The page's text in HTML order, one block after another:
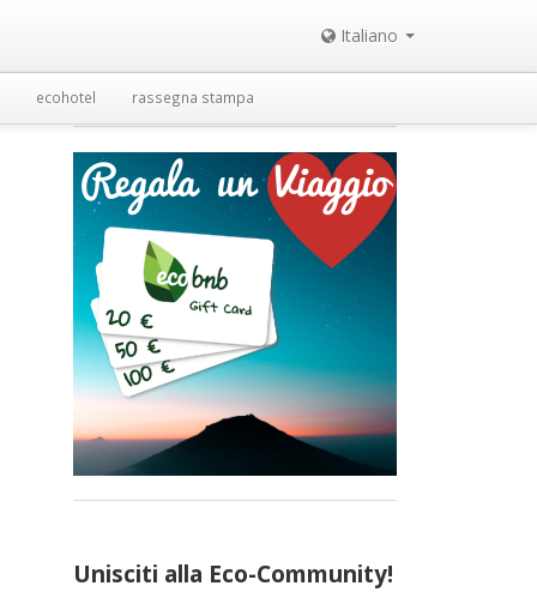
Italiano
ecohotel rassegna stampa
Unisciti alla Eco-Community!